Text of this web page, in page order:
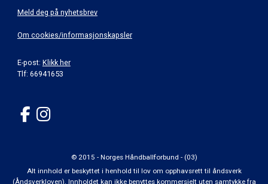
Meld deg på nyhetsbrev
Om cookies/informasjonskapsler
E-post: Klikk her
Tlf: 66941653
© 2015 - Norges Håndballforbund - (03)
Alt innhold er beskyttet i henhold til lov om opphavsrett til åndsverk
(Åndsverkloven). Innholdet kan ikke benyttes kommersielt uten samtykke fra